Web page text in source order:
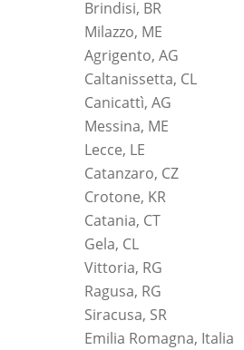
Brindisi, BR
Milazzo, ME
Agrigento, AG
Caltanissetta, CL
Canicattì, AG
Messina, ME
Lecce, LE
Catanzaro, CZ
Crotone, KR
Catania, CT
Gela, CL
Vittoria, RG
Ragusa, RG
Siracusa, SR
Emilia Romagna, Italia